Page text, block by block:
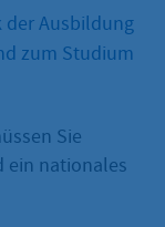
Ausbildung
zum Studium
Sie
ein nationales